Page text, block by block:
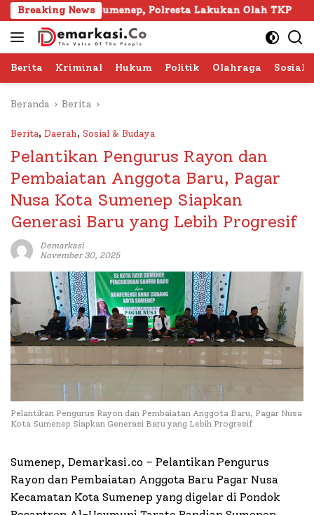
Langsung
ke
konten
Breaking News
Sumenep, Polresta Lakukan Olah TKP 103
Berita Kriminal Hukum Politik Olahraga Sosial
Beranda Berita
Berita, Daerah, Sosial & Budaya
Pelantikan Pengurus Rayon dan
Pembaiatan Anggota Baru, Pagar
Nusa Kota Sumenep Siapkan
Generasi Baru yang Lebih Progresif
Demarkasi
November 30, 2025
Pelantikan Pengurus Rayon dan Pembaiatan Anggota Baru, Pagar Nusa
Kota Sumenep Siapkan Generasi Baru yang Lebih Progresif
Sumenep, Demarkasi.co – Pelantikan Pengurus
Rayon dan Pembaiatan Anggota Baru Pagar Nusa
Kecamatan Kota Sumenep yang digelar di Pondok